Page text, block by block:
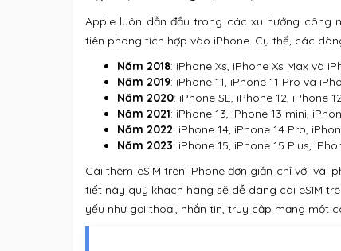
Apple luôn dẫn đầu trong các xu hướng công
tiên phong tích hợp vào iPhone. Cụ thể, các
Năm 2018: iPhone Xs, iPhone Xs Max và
Năm 2019: iPhone 11, iPhone 11 Pro và
Năm 2020: iPhone SE, iPhone 12, iPhone
Năm 2021: iPhone 13, iPhone 13 mini,
Năm 2022: iPhone 14, iPhone 14 Pro,
Năm 2023: iPhone 15, iPhone 15 Plus,
Cài thêm eSIM trên iPhone đơn giản chỉ với vài
tiết này quý khách hàng sẽ dễ dàng cài eSIM
yếu như gọi thoại, nhắn tin, truy cập mạng một